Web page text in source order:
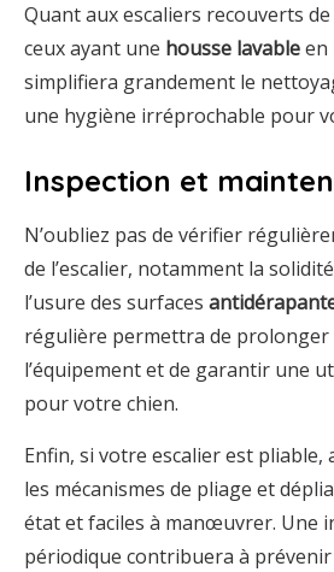
Quant aux escaliers recouverts
ceux ayant une housse lavableen
simplifiera grandement le
une hygiène irréprochable pour
Inspection et
N’oubliez pas de vérifier
de l’escalier, notamment la
l’usure des surfaces
régulière permettra de prolonger
l’équipement et de garantir une
pour votre chien.
Enfin, si votre escalier est pliable,
les mécanismes de pliage et
état et faciles à manœuvrer. Une
périodique contribuera à